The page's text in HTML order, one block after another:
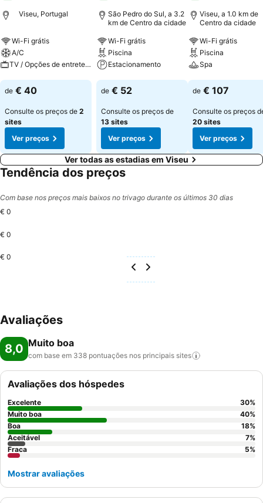
Viseu, Portugal
Wi-Fi grátis
A/C
TV / Opções de entretenimento
Ver preços
de € 40
Consulte os preços de 2
sites
Ver preços
São Pedro do Sul, a 3.2
km de Centro da cidade
Wi-Fi grátis
Piscina
Estacionamento
Ver preços
de € 52
Consulte os preços de
13 sites
Ver preços
Viseu, a 1.0 km de
Centro da cidade
Wi-Fi grátis
Piscina
Spa
Ver preços
de € 107
Consulte os preços
20 sites
Ver preços
Ver todas as estadias em Viseu
Tendência dos preços
Com base nos preços mais baixos no trivago durante os últimos 30 dias
€ 0
€ 0
€ 0
Avaliações
8,0 Muito boa
com base em 338 pontuações nos principais sites
Avaliações dos hóspedes
Excelente 30%
Muito boa
40%
Boa
18%
Aceitável
7%
Fraca
5%
Mostrar avaliações